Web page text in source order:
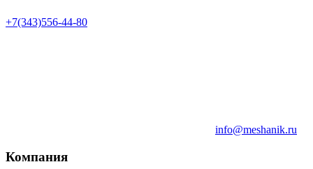
+7(343)556-44-80
info@meshanik.ru
Компания